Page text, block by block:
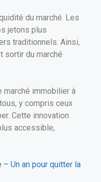
du marché. Les
jetons plus
traditionnels. Ainsi,
sortir du marché
marché immobilier à
y compris ceux
Cette innovation
accessible,
Un an pour quitter la